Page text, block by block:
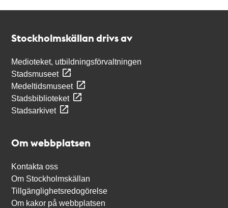
Stockholmskällan drivs av
Medioteket, utbildningsförvaltningen
Stadsmuseet
Medeltidsmuseet
Stadsbiblioteket
Stadsarkivet
Om webbplatsen
Kontakta oss
Om Stockholmskällan
Tillgänglighetsredogörelse
Om kakor på webbplatsen